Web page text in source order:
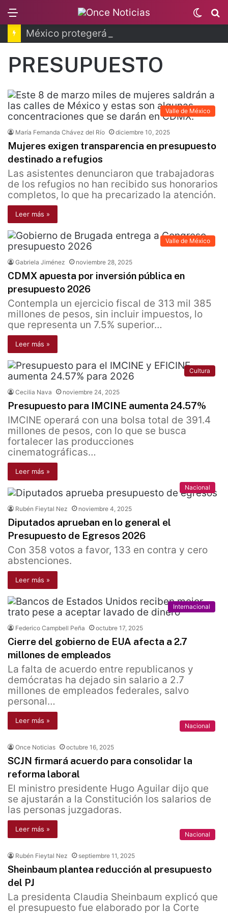
Switch
skin
PRESUPUESTO
Valle de México
María Fernanda Chávez del Río diciembre 10, 2025
Mujeres exigen transparencia en presupuesto
destinado a refugios
Las asistentes denunciaron que trabajadoras
de los refugios no han recibido sus honorarios
completos, lo que ha precarizado la atención.
Leer más »
Valle de México
Gabriela Jiménez noviembre 28, 2025
CDMX apuesta por inversión pública en
presupuesto 2026
Contempla un ejercicio fiscal de 313 mil 385
millones de pesos, sin incluir impuestos, lo
que representa un 7.5% superior…
Leer más »
Cultura
Cecilia Nava noviembre 24, 2025
Presupuesto para IMCINE aumenta 24.57%
IMCINE operará con una bolsa total de 391.4
millones de pesos, con lo que se busca
fortalecer las producciones
cinematográficas…
Leer más »
Nacional
Rubén Fieytal Nez noviembre 4, 2025
Diputados aprueban en lo general el
Presupuesto de Egresos 2026
Con 358 votos a favor, 133 en contra y cero
abstenciones.
Leer más »
Internacional
Federico Campbell Peña octubre 17, 2025
Cierre del gobierno de EUA afecta a 2.7
millones de empleados
La falta de acuerdo entre republicanos y
demócratas ha dejado sin salario a 2.7
millones de empleados federales, salvo
personal…
Leer más »
Nacional
Once Noticias octubre 16, 2025
SCJN firmará acuerdo para consolidar la
reforma laboral
El ministro presidente Hugo Aguilar dijo que
se ajustarán a la Constitución los salarios de
las personas juzgadoras.
Leer más »
Nacional
Rubén Fieytal Nez septiembre 11, 2025
Sheinbaum plantea reducción al presupuesto
del PJ
La presidenta Claudia Sheinbaum explicó que
el presupuesto fue elaborado por la Corte